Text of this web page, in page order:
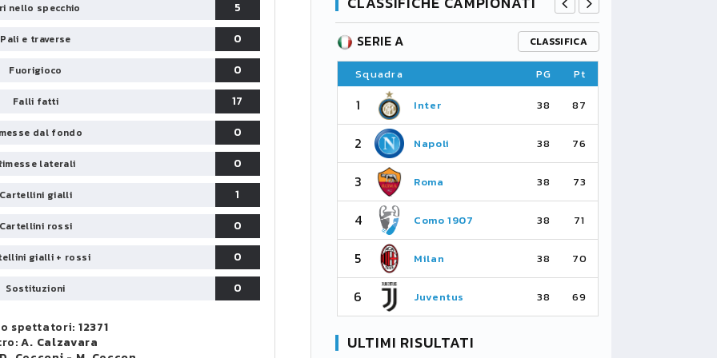
nello specchio
5
Pali e traverse
0
Fuorigioco
0
Falli fatti
17
dal fondo
0
laterali
0
Cartellini gialli
1
Cartellini rossi
0
gialli + rossi
0
Sostituzioni 0
spettatori: 12371
A. Calzavara
Pt
59
SERIE B
38
38
4
5
38
SERIE A CLASSIFICA
Squadra PG Pt
1 Inter 38 87
2 Napoli 38 76
3 Roma 38 73
4 Como 1907 38 71
5 Milan 38 70
6 Juventus 38 69
ULTIMI RISULTATI